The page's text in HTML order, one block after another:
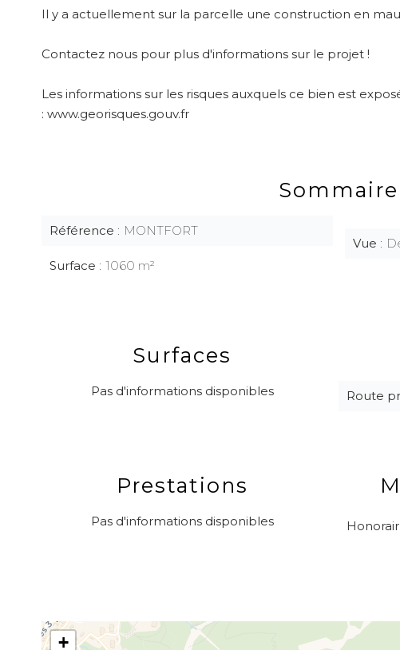
Il y a actuellement sur la parcelle une construction en
Contactez nous pour plus d'informations sur le projet !
Les informations sur les risques auxquels ce bien est
: www.georisques.gouv.fr
Sommaire
Référence MONTFORT
Surface 1060 m²
Vue
Surfaces
Pas d'informations disponibles Route
Prestations
Pas d'informations disponibles
+